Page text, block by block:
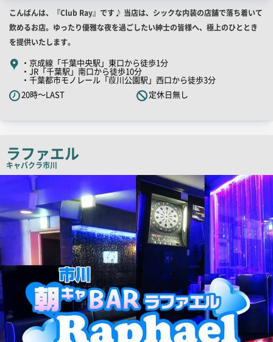
店
舗
PR
キ
ャ
チ
こんばんは、『Club Ray』です♪ 当店は、シックな内装の店舗で落ち着いて
飲めるお店。ゆったり優雅な夜を過ごしたい紳士の皆様へ、極上のひととき
を提供いたします。
・京成線「千葉中央駅」東口から徒歩1分
・JR「千葉駅」南口から徒歩10分
・千葉都市モノレール「葭川公園駅」西口から徒歩3分
20時～LAST
定休日無し
ラファエル
キャバクラ市川
店
画
像